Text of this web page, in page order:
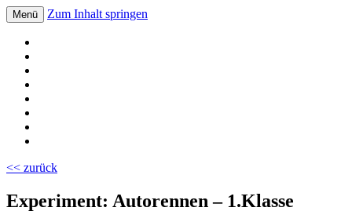
Volksschule Bad Blumau
Menü Zum Inhalt springen
<< zurück
Experiment: Autorennen – 1.Klasse